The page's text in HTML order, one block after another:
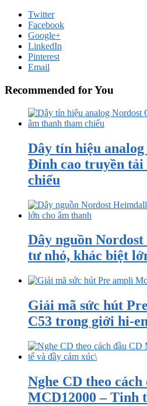
Twitter
Facebook
Google+
LinkedIn
Pinterest
Email
Recommended for You
Dây tín hiệu
Đỉnh cao truyền tải
chiếu
Dây nguồn
tư nhỏ, khác biệt
Giải mã sức hút
C53 trong giới hi-
Nghe CD theo
MCD12000 – Tinh